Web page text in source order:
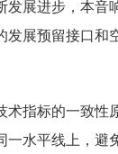
发展进步，本音
展预留接口和
指标的一致性
一水平线上，避